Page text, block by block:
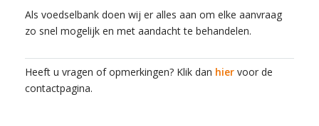
Als voedselbank doen wij er alles aan om elke aanvraag
zo snel mogelijk en met aandacht te behandelen.
Heeft u vragen of opmerkingen? Klik dan hier voor de
contactpagina.